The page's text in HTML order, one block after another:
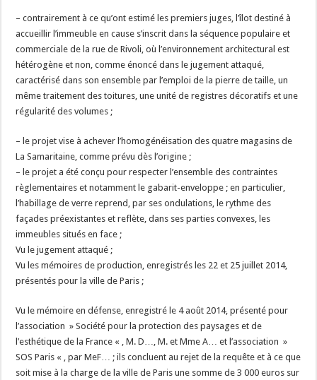
– contrairement à ce qu’ont estimé les premiers juges, l’îlot destiné à
accueillir l’immeuble en cause s’inscrit dans la séquence populaire et
commerciale de la rue de Rivoli, où l’environnement architectural est
hétérogène et non, comme énoncé dans le jugement attaqué,
caractérisé dans son ensemble par l’emploi de la pierre de taille, un
même traitement des toitures, une unité de registres décoratifs et une
régularité des volumes ;
– le projet vise à achever l’homogénéisation des quatre magasins de
La Samaritaine, comme prévu dès l’origine ;
– le projet a été conçu pour respecter l’ensemble des contraintes
règlementaires et notamment le gabarit-enveloppe ; en particulier,
l’habillage de verre reprend, par ses ondulations, le rythme des
façades préexistantes et reflète, dans ses parties convexes, les
immeubles situés en face ;
Vu le jugement attaqué ;
Vu les mémoires de production, enregistrés les 22 et 25 juillet 2014,
présentés pour la ville de Paris ;
Vu le mémoire en défense, enregistré le 4 août 2014, présenté pour
l’association » Société pour la protection des paysages et de
l’esthétique de la France « , M. D…, M. et Mme A… et l’association »
SOS Paris « , par MeF… ; ils concluent au rejet de la requête et à ce que
soit mise à la charge de la ville de Paris une somme de 3 000 euros sur